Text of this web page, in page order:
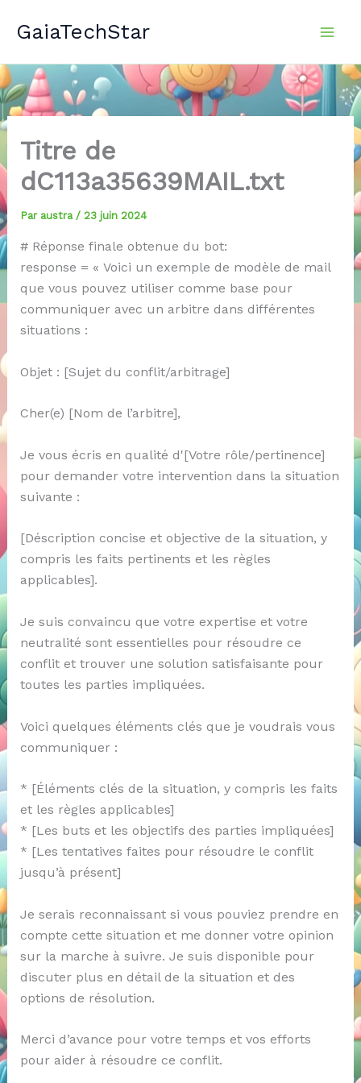
GaiaTechStar
Titre de
dC113a35639MAIL.txt
Par austra / 23 juin 2024
# Réponse finale obtenue du bot:
response = « Voici un exemple de modèle de mail
que vous pouvez utiliser comme base pour
communiquer avec un arbitre dans différentes
situations :
Objet : [Sujet du conflit/arbitrage]
Cher(e) [Nom de l’arbitre],
Je vous écris en qualité d'[Votre rôle/pertinence]
pour demander votre intervention dans la situation
suivante :
[Déscription concise et objective de la situation, y
compris les faits pertinents et les règles
applicables].
Je suis convaincu que votre expertise et votre
neutralité sont essentielles pour résoudre ce
conflit et trouver une solution satisfaisante pour
toutes les parties impliquées.
Voici quelques éléments clés que je voudrais vous
communiquer :
* [Éléments clés de la situation, y compris les faits
et les règles applicables]
* [Les buts et les objectifs des parties impliquées]
* [Les tentatives faites pour résoudre le conflit
jusqu’à présent]
Je serais reconnaissant si vous pouviez prendre en
compte cette situation et me donner votre opinion
sur la marche à suivre. Je suis disponible pour
discuter plus en détail de la situation et des
options de résolution.
Merci d’avance pour votre temps et vos efforts
pour aider à résoudre ce conflit.